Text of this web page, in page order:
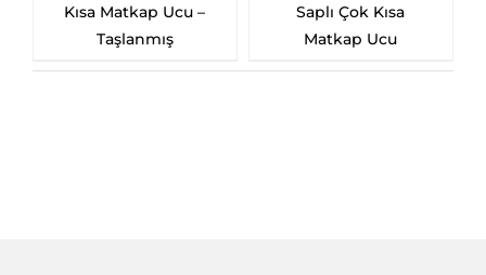
Ucu –
Saplı Çok Kısa
Saplı Uzun
Ucu – HSS-E